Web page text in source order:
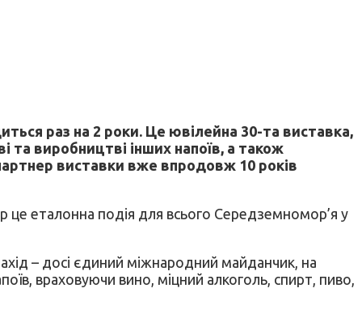
раз на 2 роки. Це ювілейна 30-та виставка,
та виробництві інших напоїв, а також
виставки вже впродовж 10 років
це еталонна подія для всього Середземномор’я у
– досі єдиний міжнародний майданчик, на
враховуючи вино, міцний алкоголь, спирт, пиво,